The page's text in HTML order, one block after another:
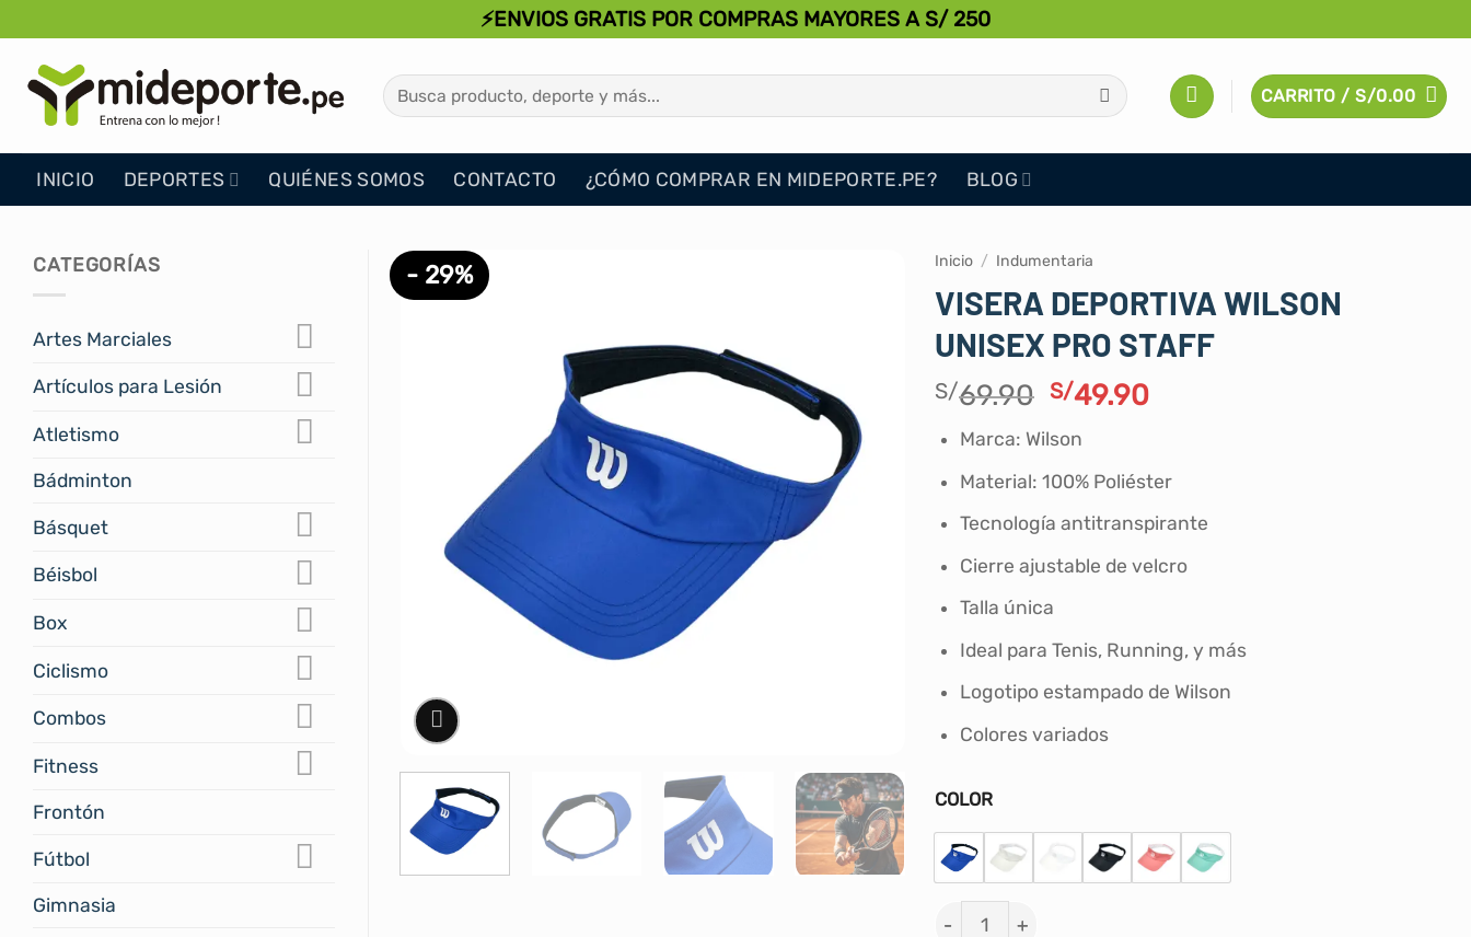
al
contenido
⚡ENVIOS GRATIS POR COMPRAS MAYORES A S/ 250
Buscar
por:
CARRITO /S/0.00
INICIO DEPORTES QUIÉNES SOMOS CONTACTO ¿CÓMO COMPRAR EN MIDEPORTE.PE? BLOG
CATEGORÍAS
Artes Marciales
Artículos para Lesión
Atletismo
Bádminton
Básquet
Béisbol
Box
Ciclismo
Combos
Fitness
Frontón
Fútbol
Gimnasia
- 29% Inicio / Indumentaria
VISERA DEPORTIVA WILSON
UNISEX PRO STAFF
S/69.90 El
precio
original
era:
S/69.90.
S/49.90El
es:
S/49.90.
Marca: Wilson
Material: 100% Poliéster
Tecnología antitranspirante
Cierre ajustable de velcro
Talla única
Ideal para Tenis, Running, y más
Logotipo estampado de Wilson
Colores variados
COLOR
VISERA DEPORTIVA WILSON UNISEX PRO STAFF cantidad